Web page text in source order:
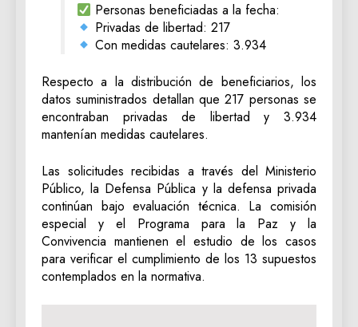
Personas beneficiadas a la fecha:
Privadas de libertad: 217
Con medidas cautelares: 3.934
Respecto a la distribución de beneficiarios, los
datos suministrados detallan que 217 personas se
encontraban privadas de libertad y 3.934
mantenían medidas cautelares.
Las solicitudes recibidas a través del Ministerio
Público, la Defensa Pública y la defensa privada
continúan bajo evaluación técnica. La comisión
especial y el Programa para la Paz y la
Convivencia mantienen el estudio de los casos
para verificar el cumplimiento de los 13 supuestos
contemplados en la normativa.